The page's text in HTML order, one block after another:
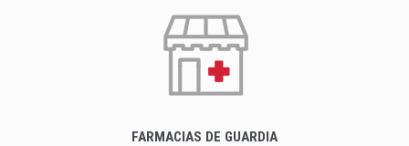
FARMACIAS DE GUARDIA